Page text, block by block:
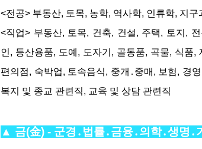
<전공> 부동산, 토목, 농학, 역사학, 인류학, 지
<직업> 부동산, 토목, 건축, 건설, 주택, 토지,
인, 등산용품, 도예, 도자기, 골동품, 곡물, 식품
편의점, 숙박업, 토속음식, 중개․중매, 보험, 경
복지 및 종교 관련직, 교육 및 상담 관련직
▲ 금(金) - 군경․법률․금융․의학․생명․